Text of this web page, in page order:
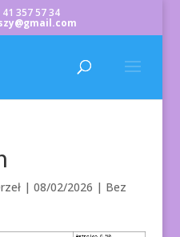
357 57 34
| 08/02/2026 | Bez